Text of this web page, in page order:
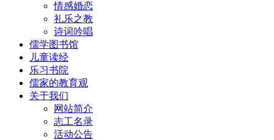
情感婚恋
礼乐之教
诗词吟唱
儒学图书馆
儿童读经
乐习书院
儒家的教育观
关于我们
网站简介
志工名录
活动公告